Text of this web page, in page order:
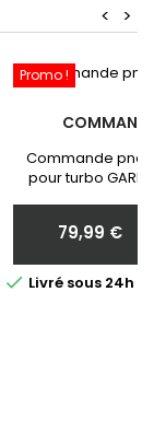
>
<
Promo !
Commande
pour turbo
Prix
79,99 €
 Livré sous 24h